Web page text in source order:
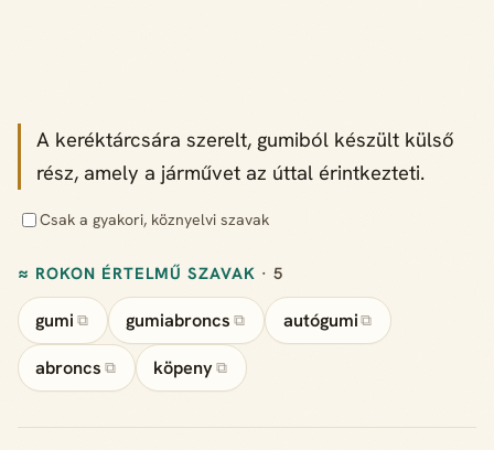
A keréktárcsára szerelt, gumiból készült külső
rész, amely a járművet az úttal érintkezteti.
Csak a gyakori, köznyelvi szavak
≈ ROKON ÉRTELMŰ SZAVAK · 5
gumi ⧉ gumiabroncs ⧉ autógumi ⧉
abroncs ⧉ köpeny ⧉